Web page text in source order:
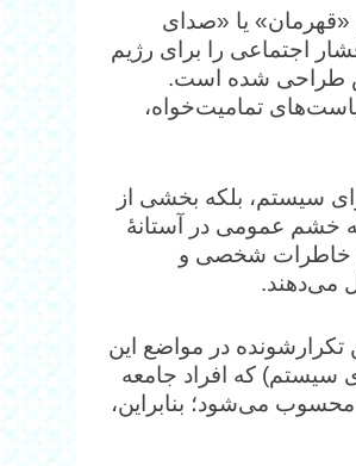
«قهرمان» یا «صدای
اجتماعی را برای رژیم
طراحی شده است.
تمامیت‌خواه،
سیستم، بلکه بخشی از
خشم عمومی در آستانهٔ
خاطرات شخصی و
می‌دهند.
در مواضع این
سیستم) که افراد جامعه
محسوب می‌شود؛ بنابراین،